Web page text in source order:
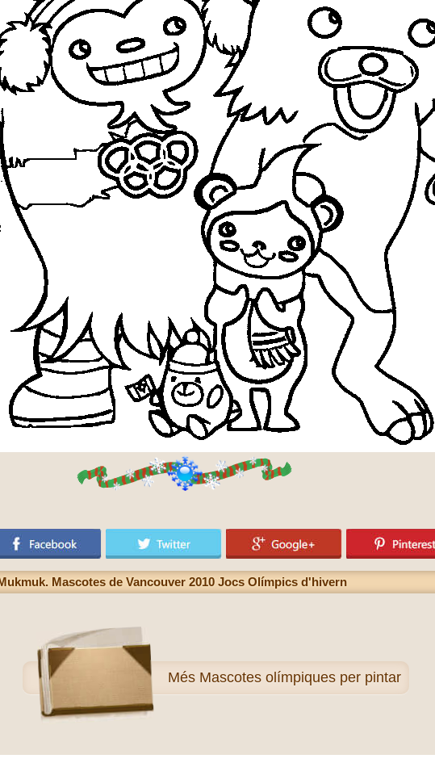
Mascotes de Vancouver 2010 Jocs Olímpics d'hivern
Més Mascotes olímpiques per pintar